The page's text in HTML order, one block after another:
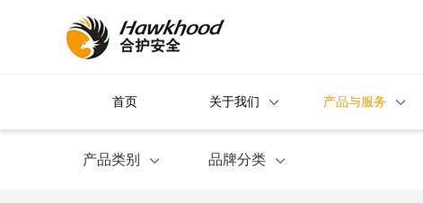
首页 关于我们 产品与服务
产品类别 品牌分类